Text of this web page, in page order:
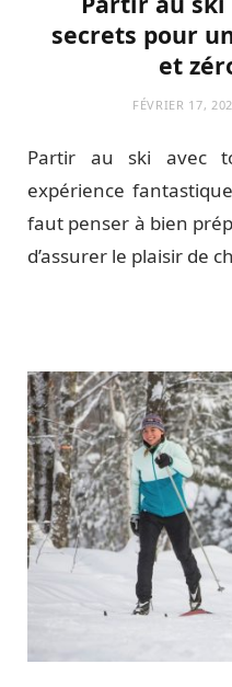
secrets pour
et
FÉVRIER 17,
Partir au ski avec
expérience
faut penser à bien
d’assurer le plaisir de